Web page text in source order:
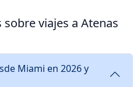
viajes a Atenas
Miami en 2026 y